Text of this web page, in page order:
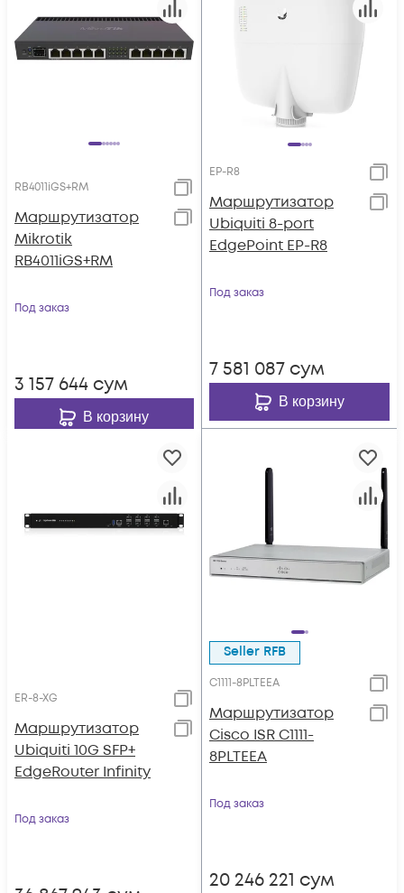
RB4011iGS+RM
Маршрутизатор
Mikrotik
RB4011iGS+RM
Под заказ
3 157 644 сум
В корзину
EP-R8
Маршрутизатор
Ubiquiti 8-port
EdgePoint EP-R8
Под заказ
7 581 087 сум
В корзину
ER-8-XG
Маршрутизатор
Ubiquiti 10G SFP+
EdgeRouter Infinity
Под заказ
Seller RFB
C1111-8PLTEEA
Маршрутизатор
Cisco ISR C1111-
8PLTEEA
Под заказ
20 246 221 сум